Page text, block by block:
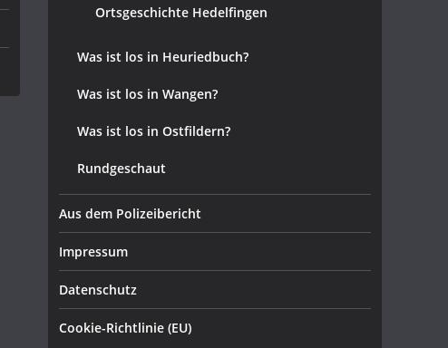
Ortsgeschichte Hedelfingen
Was ist los in Heuriedbuch?
Was ist los in Wangen?
Was ist los in Ostfildern?
Rundgeschaut
Aus dem Polizeibericht
Impressum
Datenschutz
Cookie-Richtlinie (EU)